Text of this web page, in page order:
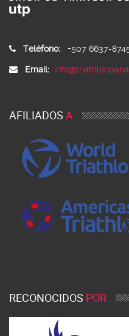
Teléfono: +507 6637-
Email:
AFILIADOS A
RECONOCIDOS POR